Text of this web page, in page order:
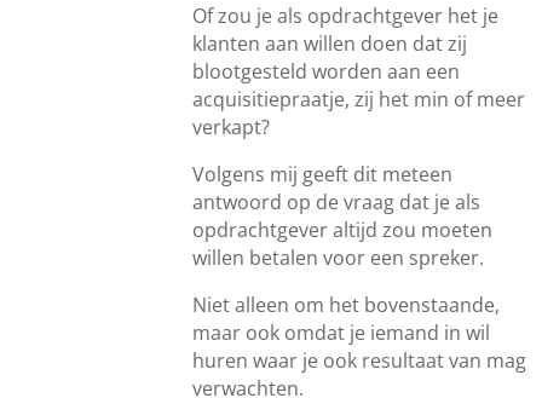
Of zou je als opdrachtgever het je
klanten aan willen doen dat zij
blootgesteld worden aan een
acquisitiepraatje, zij het min of meer
verkapt?
Volgens mij geeft dit meteen
antwoord op de vraag dat je als
opdrachtgever altijd zou moeten
willen betalen voor een spreker.
Niet alleen om het bovenstaande,
maar ook omdat je iemand in wil
huren waar je ook resultaat van mag
verwachten.